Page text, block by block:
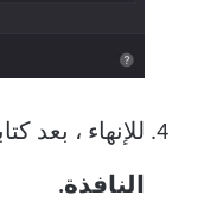
للإنهاء ، بعد
النافذة.